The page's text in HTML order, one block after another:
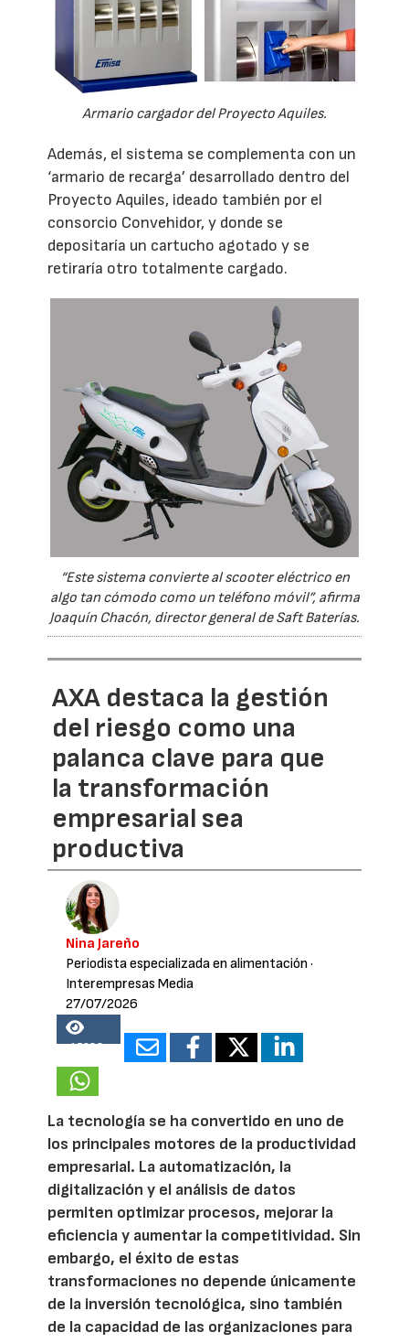
Armario cargador del Proyecto Aquiles.
Además, el sistema se complementa con un
‘armario de recarga’ desarrollado dentro del
Proyecto Aquiles, ideado también por el
consorcio Convehidor, y donde se
depositaría un cartucho agotado y se
retiraría otro totalmente cargado.
“Este sistema convierte al scooter eléctrico en
algo tan cómodo como un teléfono móvil”, afirma
Joaquín Chacón, director general de Saft Baterías.
AXA destaca la gestión
del riesgo como una
palanca clave para que
la transformación
empresarial sea
productiva
Nina Jareño
Periodista especializada en alimentación ·
Interempresas Media
27/07/2026
15982
La tecnología se ha convertido en uno de
los principales motores de la productividad
empresarial. La automatización, la
digitalización y el análisis de datos
permiten optimizar procesos, mejorar la
eficiencia y aumentar la competitividad. Sin
embargo, el éxito de estas
transformaciones no depende únicamente
de la inversión tecnológica, sino también
de la capacidad de las organizaciones para